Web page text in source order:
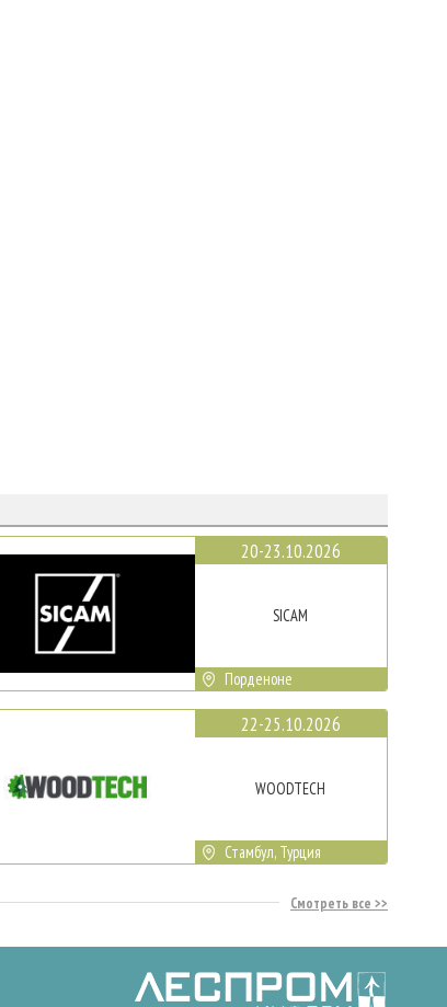
20-23.10.2026
SICAM
Порденоне
22-25.10.2026
WOODTECH
Стамбул, Турция
Смотреть все